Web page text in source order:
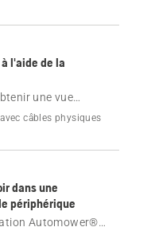
l'aide de la
une vue
temps réel de
Automower®
câbles physiques
dans une
périphérique
Automower®